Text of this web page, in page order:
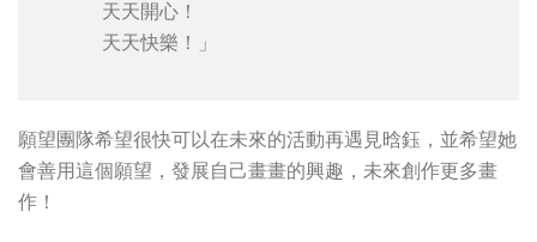
天天開心！
天天快樂！」
願望團隊希望很快可以在未來的活動再遇見晗鈺，並希望她
會善用這個願望，發展自己畫畫的興趣，未來創作更多畫
作！